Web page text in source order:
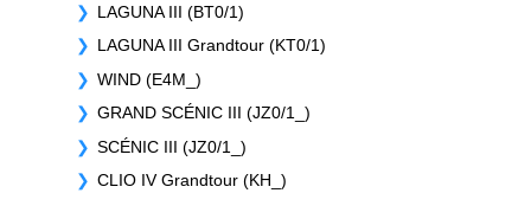
LAGUNA III (BT0/1)
LAGUNA III Grandtour (KT0/1)
WIND (E4M_)
GRAND SCÉNIC III (JZ0/1_)
SCÉNIC III (JZ0/1_)
CLIO IV Grandtour (KH_)